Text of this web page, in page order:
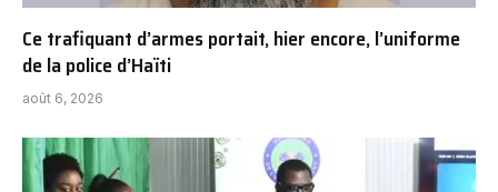
Ce trafiquant d’armes portait, hier encore, l’uniforme
de la police d’Haïti
août 6, 2026